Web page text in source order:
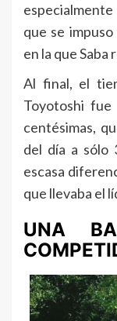
que se
en la que
Al final, el
Toyotoshi
centésimas,
del día a sólo
escasa
que llevaba el
UNA